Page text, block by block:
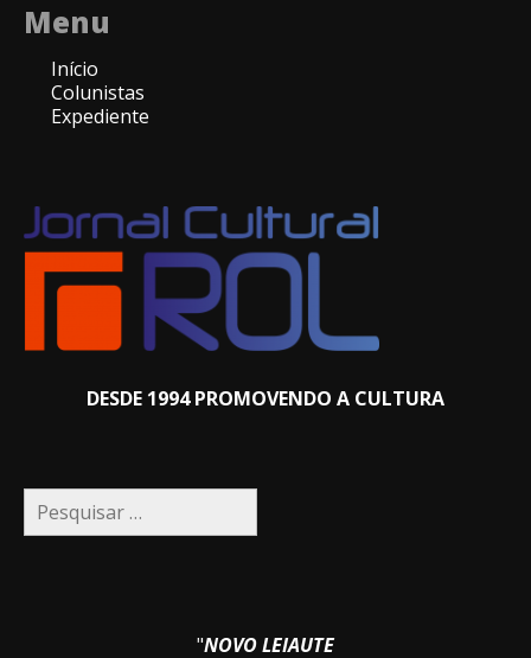
Menu
Início
Colunistas
Expediente
DESDE 1994 PROMOVENDO A CULTURA
Pesquisar
por:
"NOVO LEIAUTE